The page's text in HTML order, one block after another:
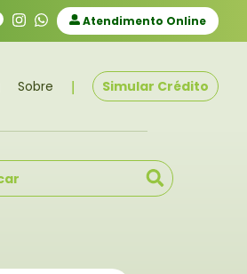
Atendimento Online
Sobre | Simular Crédito